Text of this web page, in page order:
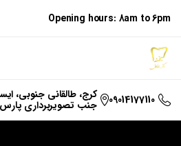
Opening hours: 8am to 6pm
09014177110 کرج، طالقانی جنوبی،
جنب تصویربرداری پارس